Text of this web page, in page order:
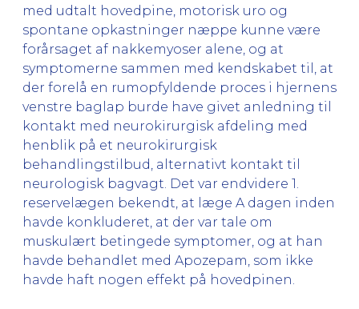
med udtalt hovedpine, motorisk uro og
spontane opkastninger næppe kunne være
forårsaget af nakkemyoser alene, og at
symptomerne sammen med kendskabet til, at
der forelå en rumopfyldende proces i hjernens
venstre baglap burde have givet anledning til
kontakt med neurokirurgisk afdeling med
henblik på et neurokirurgisk
behandlingstilbud, alternativt kontakt til
neurologisk bagvagt. Det var endvidere 1.
reservelægen bekendt, at læge A dagen inden
havde konkluderet, at der var tale om
muskulært betingede symptomer, og at han
havde behandlet med Apozepam, som ikke
havde haft nogen effekt på hovedpinen.